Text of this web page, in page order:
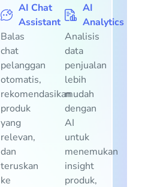
AI Chat
Assistant
Balas
chat
pelanggan
otomatis,
rekomendasikan
produk
yang
relevan,
dan
teruskan
ke
AI
Analytics
Analisis
data
penjualan
lebih
mudah
dengan
AI
untuk
menemukan
insight
produk,